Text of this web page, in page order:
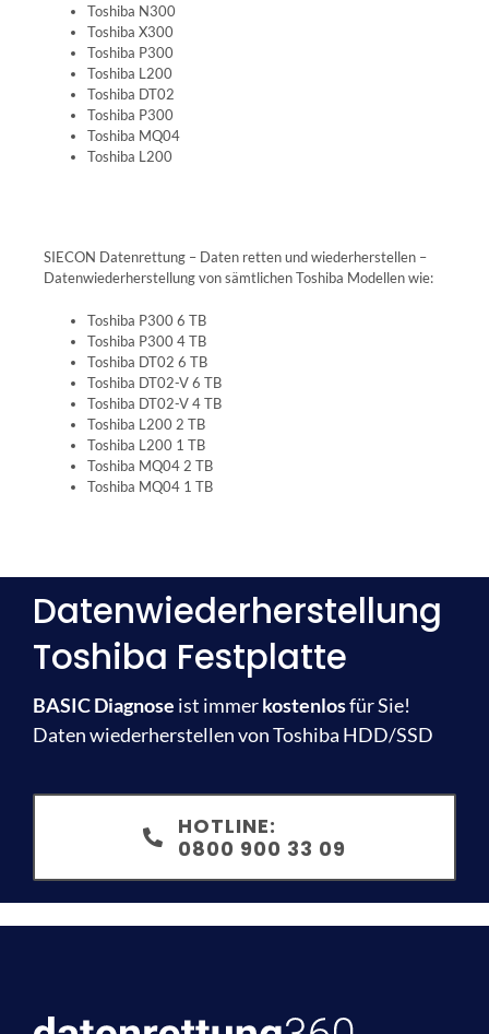
Toshiba N300
Toshiba X300
Toshiba P300
Toshiba L200
Toshiba DT02
Toshiba P300
Toshiba MQ04
Toshiba L200
SIECON Datenrettung – Daten retten und wiederherstellen –
Datenwiederherstellung von sämtlichen Toshiba Modellen wie:
Toshiba P300 6 TB
Toshiba P300 4 TB
Toshiba DT02 6 TB
Toshiba DT02-V 6 TB
Toshiba DT02-V 4 TB
Toshiba L200 2 TB
Toshiba L200 1 TB
Toshiba MQ04 2 TB
Toshiba MQ04 1 TB
Datenwiederherstellung
Toshiba Festplatte
BASIC Diagnose ist immerkostenlosfür Sie!
Daten wiederherstellen von Toshiba HDD/SSD
HOTLINE:
0800 900 33 09